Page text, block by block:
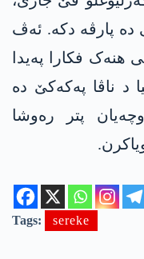
دە پارڤە دکە. ئەڤ
فکارا پەیدا
د ناڤا پەکەکێ دە
پتر رەوشا
Tags: sereke